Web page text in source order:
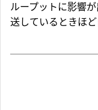
ループットに影響
送しているときほど